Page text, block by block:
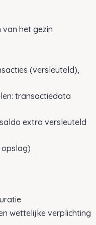
van het gezin
(versleuteld),
transactiedata
extra versleuteld
opslag)
wettelijke verplichting